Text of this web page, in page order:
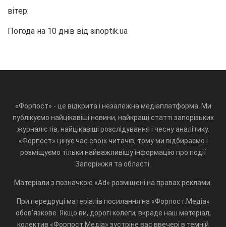
вітер:
Погода на 10 днів від sinoptik.ua
«Форпост» - це відкрита і незалежна медіаплатформа. Ми
публікуємо найцікавіші новини, найкращі статті запорізьких
журналістів, найцікавіші розслідування і чесну аналітику.
«Форпост» цінує час своїх читачів, тому ми відбираємо і
розміщуємо тільки найважливішу інформацію про події
Запоріжжя та області.
Матеріали з позначкою «Ad» розміщені на правах реклами.
При передруці матеріалів посилання на «Форпост.Медіа»
обов'язкове. Якщо ви, дорогі колеги, вкраде наш матеріал,
колектив «Форпост.Медіа» зустріне вас ввечері в темній